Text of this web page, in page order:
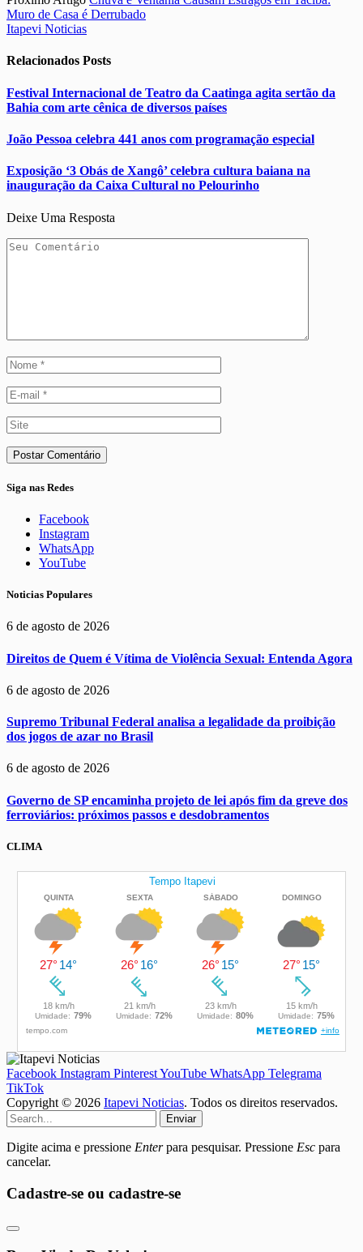
Muro de Casa é Derrubado
Itapevi Noticias
Relacionados Posts
Festival Internacional de Teatro da Caatinga agita sertão da
Bahia com arte cênica de diversos países
João Pessoa celebra 441 anos com programação especial
Exposição ‘3 Obás de Xangô’ celebra cultura baiana na
inauguração da Caixa Cultural no Pelourinho
Deixe Uma Resposta
Siga nas Redes
Facebook
Instagram
WhatsApp
YouTube
Noticias Populares
6 de agosto de 2026
Direitos de Quem é Vítima de Violência Sexual: Entenda Agora
6 de agosto de 2026
Supremo Tribunal Federal analisa a legalidade da proibição
dos jogos de azar no Brasil
6 de agosto de 2026
Governo de SP encaminha projeto de lei após fim da greve dos
ferroviários: próximos passos e desdobramentos
CLIMA
Facebook Instagram PinterestYouTube WhatsApp Telegrama
TikTok
Copyright © 2026 Itapevi Noticias. Todos os direitos reservados.
Enviar
Digite acima e pressione Enterpara pesquisar. Pressione Esc para
cancelar.
Cadastre-se ou cadastre-se